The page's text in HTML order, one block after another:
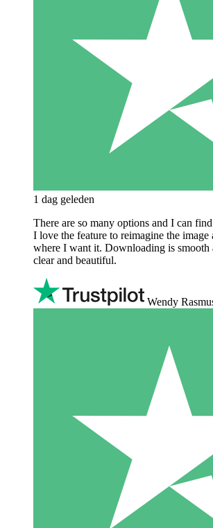
1 dag geleden
There are so many options and I can
I love the feature to reimagine the
where I want it. Downloading is smooth
clear and beautiful.
Wendy